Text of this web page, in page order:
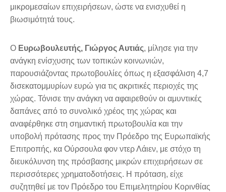
μικρομεσαίων επιχειρήσεων, ώστε να ενισχυθεί η
βιωσιμότητά τους.
Ο Ευρωβουλευτής, Γιώργος Αυτιάς, μίλησε για την
ανάγκη ενίσχυσης των τοπικών κοινωνιών,
παρουσιάζοντας πρωτοβουλίες όπως η εξασφάλιση 4,7
δισεκατομμυρίων ευρώ για τις ακριτικές περιοχές της
χώρας. Τόνισε την ανάγκη να αφαιρεθούν οι αμυντικές
δαπάνες από το συνολικό χρέος της χώρας και
αναφέρθηκε στη σημαντική πρωτοβουλία και την
υποβολή πρότασης προς την Πρόεδρο της Ευρωπαϊκής
Επιτροπής, κα Ούρσουλα φον ντερ Λάιεν, με στόχο τη
διευκόλυνση της πρόσβασης μικρών επιχειρήσεων σε
περισσότερες χρηματοδοτήσεις. Η πρόταση, είχε
συζητηθεί με τον Πρόεδρο του Επιμελητηρίου Κορινθίας